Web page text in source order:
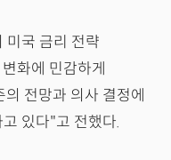
미국 금리 전략
화에 민감하게
전망과 의사 결정에
있다"고 전했다.